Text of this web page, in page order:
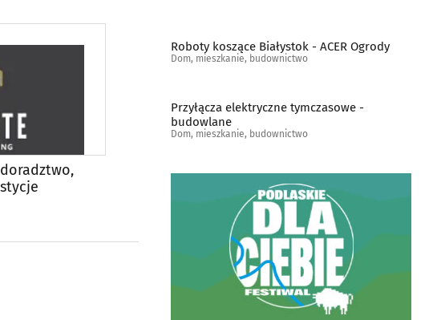
Roboty koszące Białystok - ACER Ogrody
Dom, mieszkanie, budownictwo
Przyłącza elektryczne tymczasowe -
budowlane
Dom, mieszkanie, budownictwo